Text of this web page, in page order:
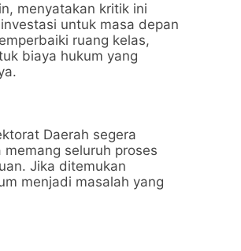
menyatakan kritik ini
untuk masa depan
ruang kelas,
biaya hukum yang
Daerah segera
seluruh proses
Jika ditemukan
menjadi masalah yang